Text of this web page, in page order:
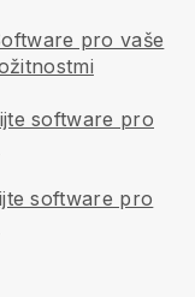
pro vaše
software pro
software pro